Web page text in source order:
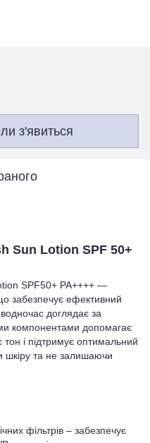
з'явиться
Sun Lotion SPF 50+
SPF50+ PA++++ —
забезпечує ефективний
водночас доглядає за
компонентами допомагає
і підтримує оптимальний
шкіру та не залишаючи
фільтрів – забезпечує